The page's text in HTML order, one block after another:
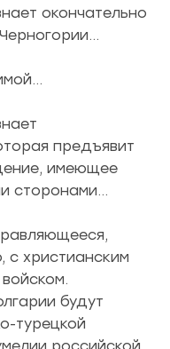
окончательно
предъявит
имеющее
сторонами…
с христианским
будут
турецкой